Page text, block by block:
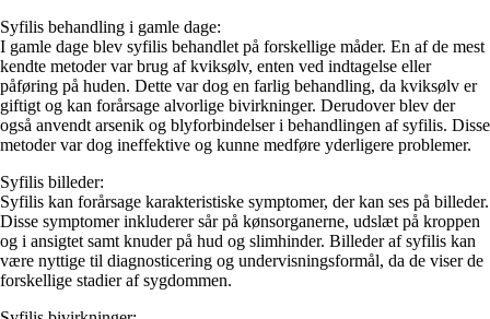
Syfilis behandling i gamle dage:
I gamle dage blev syfilis behandlet på forskellige måder. En af de mest
kendte metoder var brug af kviksølv, enten ved indtagelse eller
påføring på huden. Dette var dog en farlig behandling, da kviksølv er
giftigt og kan forårsage alvorlige bivirkninger. Derudover blev der
også anvendt arsenik og blyforbindelser i behandlingen af syfilis. Disse
metoder var dog ineffektive og kunne medføre yderligere problemer.
Syfilis billeder:
Syfilis kan forårsage karakteristiske symptomer, der kan ses på billeder.
Disse symptomer inkluderer sår på kønsorganerne, udslæt på kroppen
og i ansigtet samt knuder på hud og slimhinder. Billeder af syfilis kan
være nyttige til diagnosticering og undervisningsformål, da de viser de
forskellige stadier af sygdommen.